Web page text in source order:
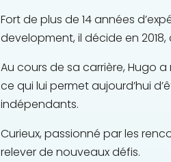
Fort de plus de 14 années
development, il décide en
Au cours de sa carrière, Hugo
ce qui lui permet aujourd’hui
indépendants.
Curieux, passionné par les
relever de nouveaux défis.